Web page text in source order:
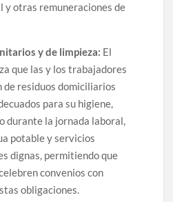
y otras remuneraciones de
y de limpieza: El
que las y los trabajadores
de residuos domiciliarios
para su higiene,
durante la jornada laboral,
potable y servicios
dignas, permitiendo que
convenios con
obligaciones.